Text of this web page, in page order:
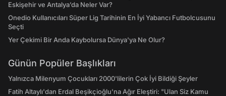
Eskişehir ve Antalya’da Neler Var?
Onedio Kullanıcıları Süper Lig Tarihinin En İyi Yabancı Futbolcusunu
Seçti
Yer Çekimi Bir Anda Kaybolursa Dünya'ya Ne Olur?
Günün Popüler Başlıkları
Yalnızca Milenyum Çocukları 2000'lilerin Çok İyi Bildiği Şeyler
Fatih Altaylı'dan Erdal Beşikçioğlu'na Ağır Eleştiri: "Ulan Siz Kamu